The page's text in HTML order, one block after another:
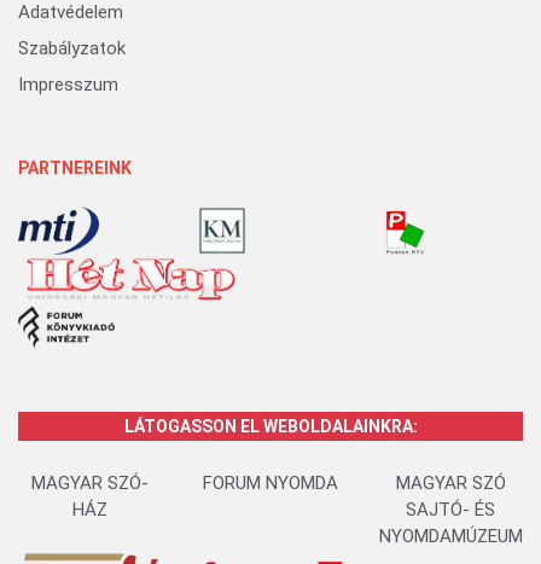
Adatvédelem
Szabályzatok
Impresszum
PARTNEREINK
LÁTOGASSON EL WEBOLDALAINKRA:
MAGYAR SZÓ-
HÁZ
FORUM NYOMDA
MAGYAR SZÓ
SAJTÓ- ÉS
NYOMDAMÚZEUM